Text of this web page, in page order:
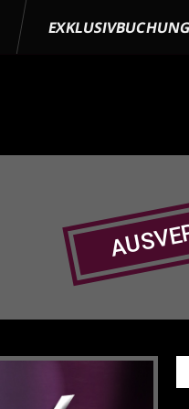
EXKLUSIVBUCHUNG